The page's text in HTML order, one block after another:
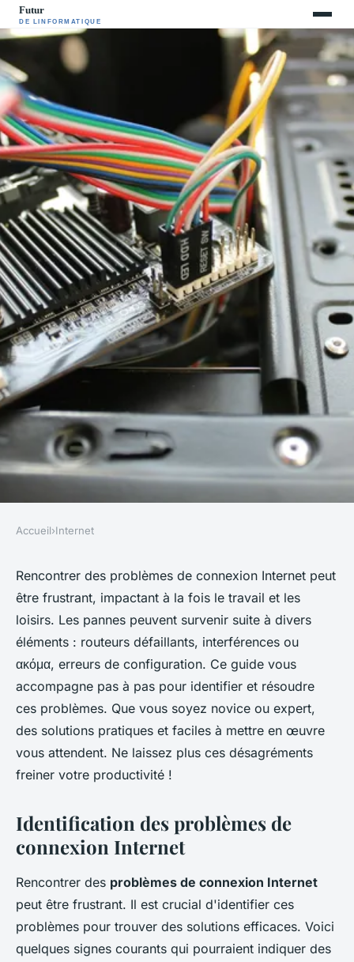
Comment résoudre des
problèmes de connexion
Internet ?
Héloïse •9 octobre 2024•7 min de lecture
Accueil›Internet
Rencontrer des problèmes de connexion Internet peut
être frustrant, impactant à la fois le travail et les
loisirs. Les pannes peuvent survenir suite à divers
éléments : routeurs défaillants, interférences ou
ακόμα, erreurs de configuration. Ce guide vous
accompagne pas à pas pour identifier et résoudre
ces problèmes. Que vous soyez novice ou expert,
des solutions pratiques et faciles à mettre en œuvre
vous attendent. Ne laissez plus ces désagréments
freiner votre productivité !
Identification des problèmes de
connexion Internet
Rencontrer des problèmes de connexion Internet
peut être frustrant. Il est crucial d'identifier ces
problèmes pour trouver des solutions efficaces. Voici
quelques signes courants qui pourraient indiquer des